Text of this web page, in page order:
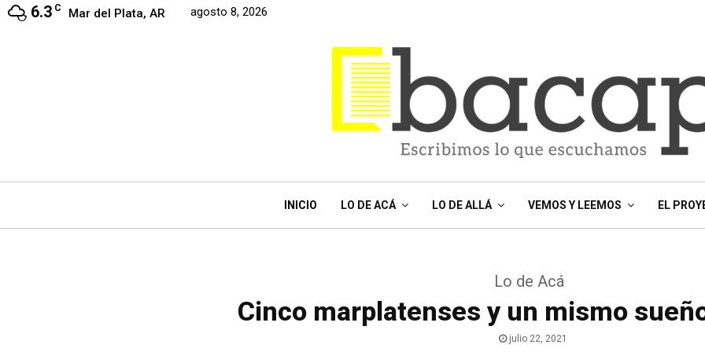
6.3 C Mar del Plata, AR agosto 8, 2026
INICIO LO DE ACÁ LO DE ALLÁ VEMOS Y LEEMOS EL
Lo de Acá
Cinco marplatenses y un mismo
julio 22, 2021